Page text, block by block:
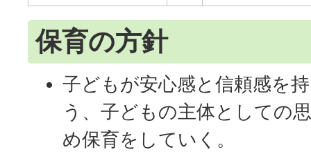
保育の方針
子どもが安心感と信頼感を
う、子どもの主体としての
め保育をしていく。